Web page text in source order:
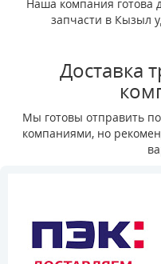
Наша компания готова
запчасти в Кызыл
Доставка
Мы готовы отправить
компаниями, но